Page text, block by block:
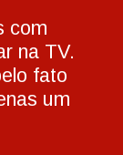
com
na TV.
fato
um